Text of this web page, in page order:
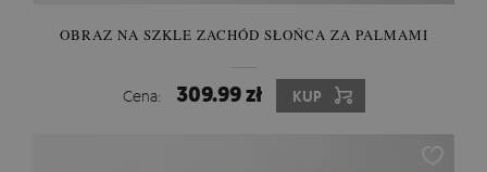
OBRAZ NA SZKLE ZACHÓD SŁOŃCA ZA PALMAMI
Cena: 309.99 zł KUP